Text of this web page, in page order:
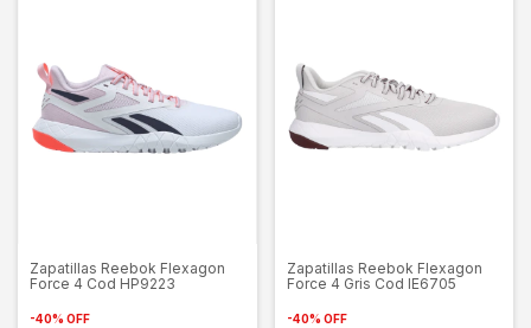
Zapatillas Reebok Flexagon
Force 4 Cod HP9223
-40% OFF
Zapatillas Reebok Flexagon
Force 4 Gris Cod IE6705
-40% OFF